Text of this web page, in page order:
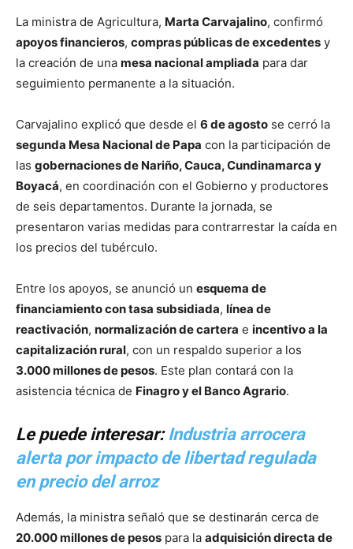
La ministra de Agricultura, Marta Carvajalino, confirmó
apoyos financieros, compras públicas de excedentes y
la creación de una mesa nacional ampliada para dar
seguimiento permanente a la situación.
Carvajalino explicó que desde el 6 de agosto se cerró la
segunda Mesa Nacional de Papa con la participación de
las gobernaciones de Nariño, Cauca, Cundinamarca y
Boyacá, en coordinación con el Gobierno y productores
de seis departamentos. Durante la jornada, se
presentaron varias medidas para contrarrestar la caída en
los precios del tubérculo.
Entre los apoyos, se anunció un esquema de
financiamiento con tasa subsidiada, línea de
reactivación, normalización de cartera e incentivo a la
capitalización rural, con un respaldo superior a los
3.000 millones de pesos. Este plan contará con la
asistencia técnica de Finagro y el Banco Agrario.
Le puede interesar: Industria arrocera
alerta por impacto de libertad regulada
en precio del arroz
Además, la ministra señaló que se destinarán cerca de
20.000 millones de pesos para la adquisición directa de